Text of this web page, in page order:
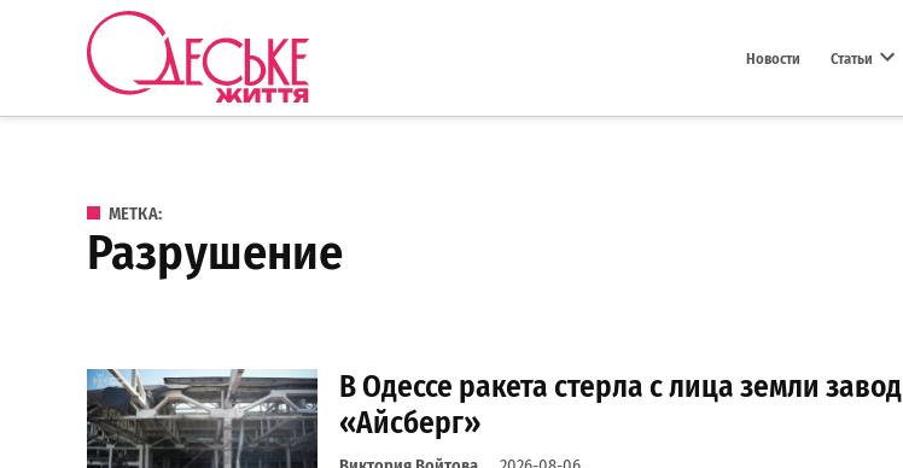
Перейти к содержанию
Новости Статьи
МЕТКА:
разрушение
В Одессе ракета стерла с лица земли завод
«Айсберг»